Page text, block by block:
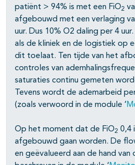
patiënt > 94% is met een FiO2
afgebouwd met een verlaging
uur. Dus 10% O2 daling per 4
als de kliniek en de logistiek op
dit toelaat. Ten tijde van het
controles van
saturaties continu gemeten
Tevens wordt de ademarbeid
(zoals verwoord in de module ‘
Op het moment dat de FiO2 0,4
afgebouwd gaan worden. De
en geëvalueerd aan de hand van